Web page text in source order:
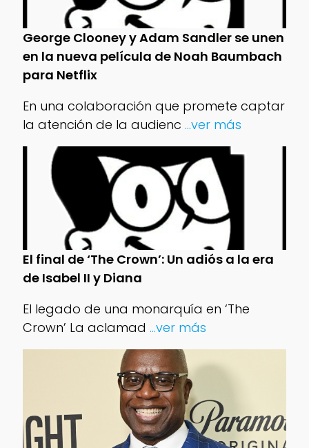
George Clooney y Adam Sandler se unen
en la nueva película de Noah Baumbach
para Netflix
En una colaboración que promete captar
la atención de la audienc ...ver más
El final de ‘The Crown’: Un adiós a la era
de Isabel II y Diana
El legado de una monarquía en ‘The
Crown’ La aclamad ...ver más